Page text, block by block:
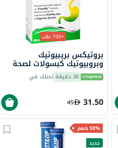
+700 طلب
بروتيكس بريبيوتيك
وبروبيوتيك كبسولات لصحة
الجهاز الهضمي حزمة من 30
30 دقيقة تصلك في
31.50
45
50% خصم
جديد